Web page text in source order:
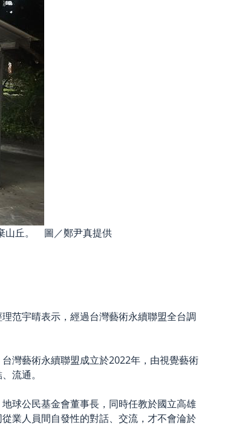
山丘。 圖／鄭尹真提供
范宇晴表示，經過台灣藝術永續聯盟全台調
灣藝術永續聯盟成立於2022年，由視覺藝術
流通。
地球公民基金會董事長，同時任教於國立高雄
業人員間自發性的對話、交流，才不會淪於